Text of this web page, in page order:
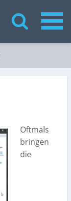
Oftmals
bringen
die